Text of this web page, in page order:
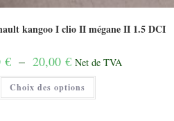
kangoo I clio II mégane II 1.5 DCI
€ – 20,00€Plage
de
prix :
15,00 €
à
Net de TVA
Choix des options
Ce
a